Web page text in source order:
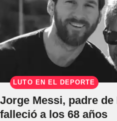
LUTO EN EL DEPORTE
Jorge Messi, padre
falleció a los 68 años